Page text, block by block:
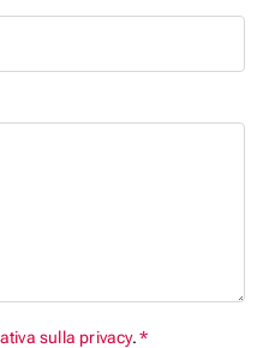
sulla privacy.*